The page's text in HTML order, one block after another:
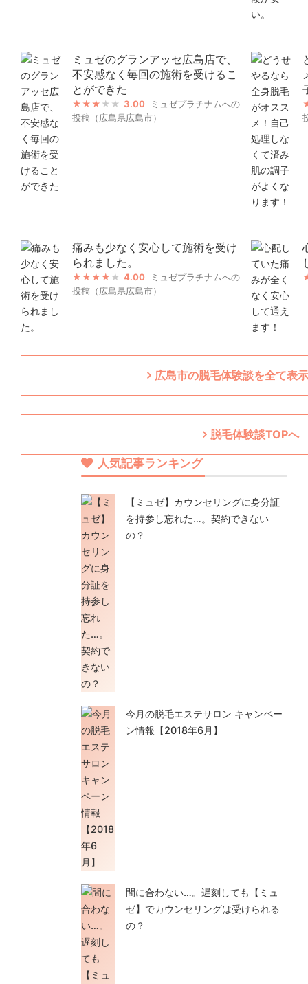
ミュゼのグランアッセ広島店で、
不安感なく毎回の施術を受けるこ
とができた
3.00
ミュゼプラチナムへの
投稿（広島県広島市）
痛みも少なく安心して施術を受け
られました。
4.00
ミュゼプラチナムへの
投稿（広島県広島市）
広島市の脱毛体験談を全て表
脱毛体験談TOPへ
人気記事ランキング
【ミュゼ】カウンセリングに身分証
を持参し忘れた…。契約できない
の？
今月の脱毛エステサロン キャンペー
ン情報【2018年6月】
間に合わない…。遅刻しても【ミュ
ゼ】でカウンセリングは受けられる
の？